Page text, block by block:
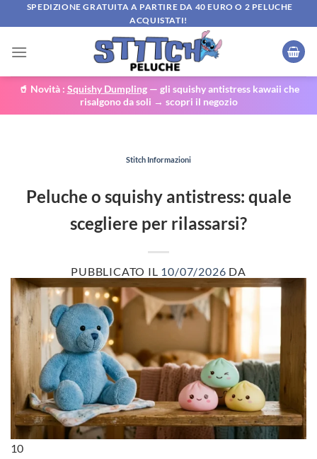
ai
SPEDIZIONE GRATUITA A PARTIRE DA 40 EURO O 2 PELUCHE
ACQUISTATI!
🥤 Novità : Squishy Dumpling— gli squishy antistress kawaii che
risalgono da soli → scopri il negozio
Stitch Informazioni
Peluche o squishy antistress: quale
scegliere per rilassarsi?
PUBBLICATO IL 10/07/2026 DA
10